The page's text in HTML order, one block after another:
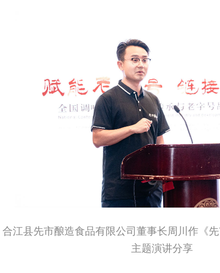
合江县先市酿造食品有限公司董事长周川作《
主题演讲分享